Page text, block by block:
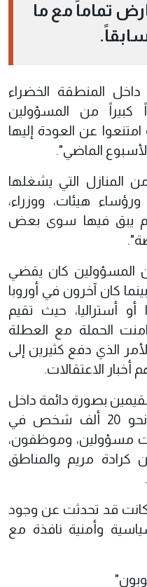
تماماً مع ما
المنطقة الخضراء
كبيراً من المسؤولين
عن العودة إليها
الماضي".
المنازل التي يشغلها
هيئات، ووزراء،
يبق فيها سوى بعض
المسؤولين كان يقضي
كان آخرون في أوروبا
أو أستراليا، حيث تقيم
الحملة مع العطلة
الذي دفع كثيرين إلى
الاعتقالات.
بصورة دائمة داخل
المنطقة الخضراء لا يتجاوز نحو 20 ألف شخص في
مسؤولين، وموظفون،
مريم والمناطق
كانت قد تحدثت عن وجود
سياسية وأمنية نافذة مع